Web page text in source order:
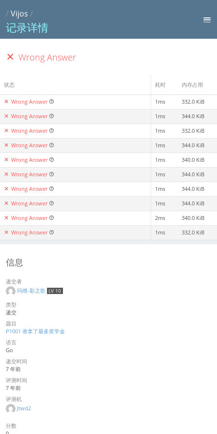
/Vijos /
记录详情
Wrong Answer
状态 耗时 内存占用
Wrong Answer 1ms 332.0 KiB
Wrong Answer 1ms 344.0 KiB
Wrong Answer 1ms 332.0 KiB
Wrong Answer 1ms 344.0 KiB
Wrong Answer 1ms 340.0 KiB
Wrong Answer 1ms 344.0 KiB
Wrong Answer 1ms 344.0 KiB
Wrong Answer 1ms 344.0 KiB
Wrong Answer 2ms 340.0 KiB
Wrong Answer 1ms 332.0 KiB
信息
递交者
玛维-影之歌 LV 10
类型
递交
题目
P1001 谁拿了最多奖学金
语言
Go
递交时间
7 年前
评测时间
7 年前
评测机
Jtwd2
分数